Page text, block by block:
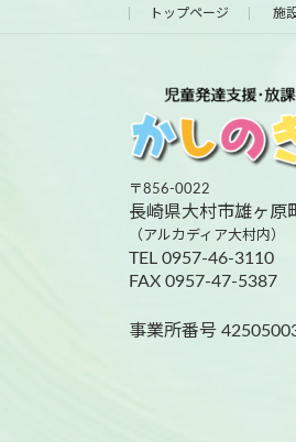
トップページ 施
〒856-0022
長崎県大村市雄ヶ原
（アルカディア大村内）
TEL 0957-46-3110
FAX 0957-47-5387
事業所番号